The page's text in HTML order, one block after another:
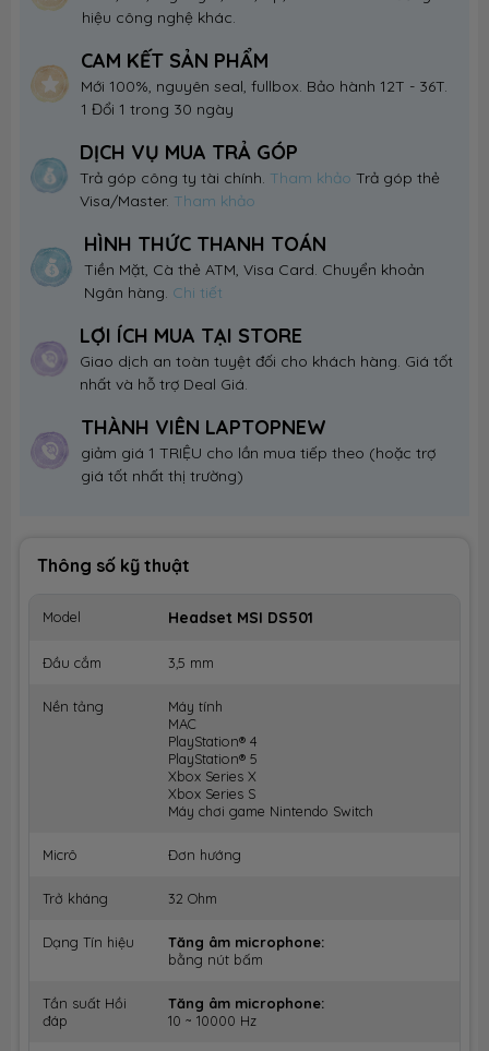
hiệu công nghệ khác.
CAM KẾT SẢN PHẨM
Mới 100%, nguyên seal, fullbox. Bảo hành 12T - 36T.
1 Đổi 1 trong 30 ngày
DỊCH VỤ MUA TRẢ GÓP
Trả góp công ty tài chính. Tham khảoTrả góp thẻ
Visa/Master. Tham khảo
HÌNH THỨC THANH TOÁN
Tiền Mặt, Cà thẻ ATM, Visa Card. Chuyển khoản
Ngân hàng. Chi tiết
LỢI ÍCH MUA TẠI STORE
Giao dịch an toàn tuyệt đối cho khách hàng. Giá tốt
nhất và hỗ trợ Deal Giá.
THÀNH VIÊN LAPTOPNEW
giảm giá 1 TRIỆU cho lần mua tiếp theo (hoặc trợ
giá tốt nhất thị trường)
Thông số kỹ thuật
Model Headset MSI DS501
Đầu cắm 3,5 mm
Nền tảng
Máy tính
MAC
PlayStation® 4
PlayStation® 5
Xbox Series X
Xbox Series S
Máy chơi game Nintendo Switch
Micrô Đơn hướng
Trở kháng 32 Ohm
Dạng Tín hiệu
Tăng âm microphone:
bằng nút bấm
Tần suất Hồi
đáp
Tăng âm microphone:
10 ~ 10000 Hz